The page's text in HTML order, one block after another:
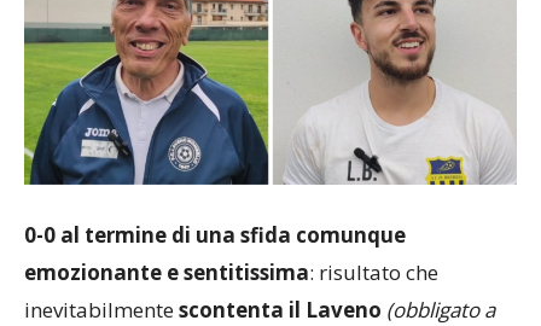
0-0 al termine di una sfida comunque
emozionante e sentitissima: risultato che
inevitabilmentescontenta il Laveno (obbligato a